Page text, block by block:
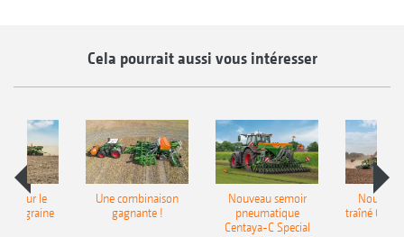
Cela pourrait aussi vous intéresser
pour le
Une combinaison
gagnante !
Nouveau semoir
pneumatique
Centaya-C Special
traîné